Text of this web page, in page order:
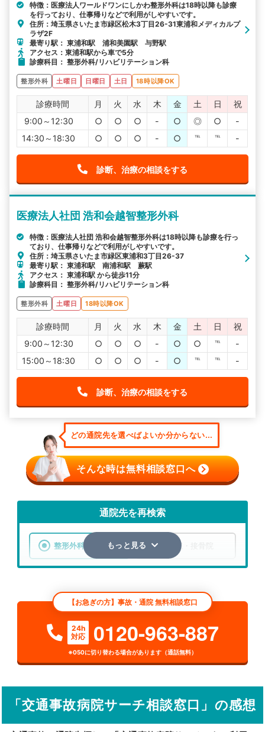
特徴：医療法人ワールドワンにしかわ整形外科は18時以降も診療
を行っており、仕事帰りなどで利用がしやすいです。
住所：埼玉県さいたま市緑区松木3丁目26-31東浦和メディカルプ
ラザ2F
最寄り駅： 東浦和駅 浦和美園駅 与野駅
アクセス：東浦和駅から車で5分
診療科目： 整形外科/リハビリテーション科
整形外科 土曜日 日曜日 土日 18時以降OK
診療時間 月 火 水 木 金 土 日
祝
9:00～12:30
○ ○ ○ - ○ ◎ ○
-
14:30～18:30
○ ○ ○ - ○ ℡ ℡ -
診断、治療の相談をする
医療法人社団 浩和会越智整形外科
特徴：医療法人社団 浩和会越智整形外科は18時以降も診療を行っ
ており、仕事帰りなどで利用がしやすいです。
住所：埼玉県さいたま市緑区東浦和3丁目26-37
最寄り駅： 東浦和駅 南浦和駅 蕨駅
アクセス： 東浦和駅 から徒歩11分
診療科目： 整形外科/リハビリテーション科
整形外科 土曜日 18時以降OK
診療時間 月 火 水 木 金 土 日
祝
9:00～12:30
○ ○ ○ - ○ ○ ℡
-
15:00～18:30
○ ○ ○ - ○ ℡ ℡ -
診断、治療の相談をする
どの通院先を選べばよいか分からない...
そんな時は無料相談窓口へ
通院先を再検索
整形外科 整骨院・接骨院
検索する
詳細条件で絞り込む
その他の検索方法
駅から探す 院名から探す
もっと見る
【お急ぎの方】事故・通院 無料相談窓口
24h
対応
0120-963-887
※050に切り替わる場合があります（通話無料）
「交通事故病院サーチ相談窓口」の感想